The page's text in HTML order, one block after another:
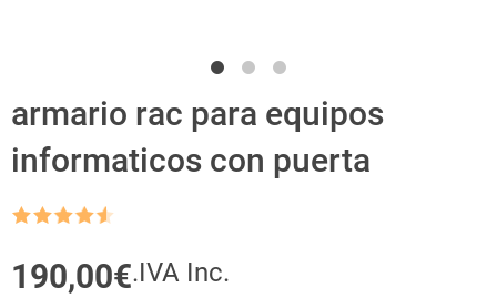
armario rac para equipos
informaticos con puerta
190,00€.IVA Inc.